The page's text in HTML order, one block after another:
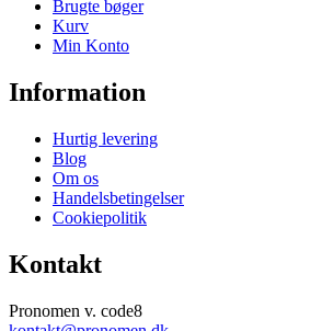
Brugte bøger
Kurv
Min Konto
Information
Hurtig levering
Blog
Om os
Handelsbetingelser
Cookiepolitik
Kontakt
Pronomen v. code8